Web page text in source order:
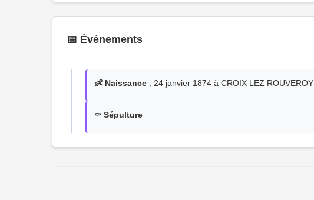
📅 Événements
👶 Naissance , 24 janvier 1874 à CROIX LEZ ROUVEROY
⚰️ Sépulture